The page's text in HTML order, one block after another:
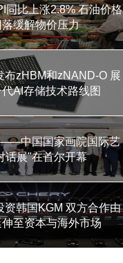
同比上涨2.8% 石油价格
落缓解物价压力
布zHBM和zNAND-O 展
AI存储技术路线图
中国国家画院国际艺
话展"在首尔开幕
资韩国KGM 双方合作由
至资本与海外市场